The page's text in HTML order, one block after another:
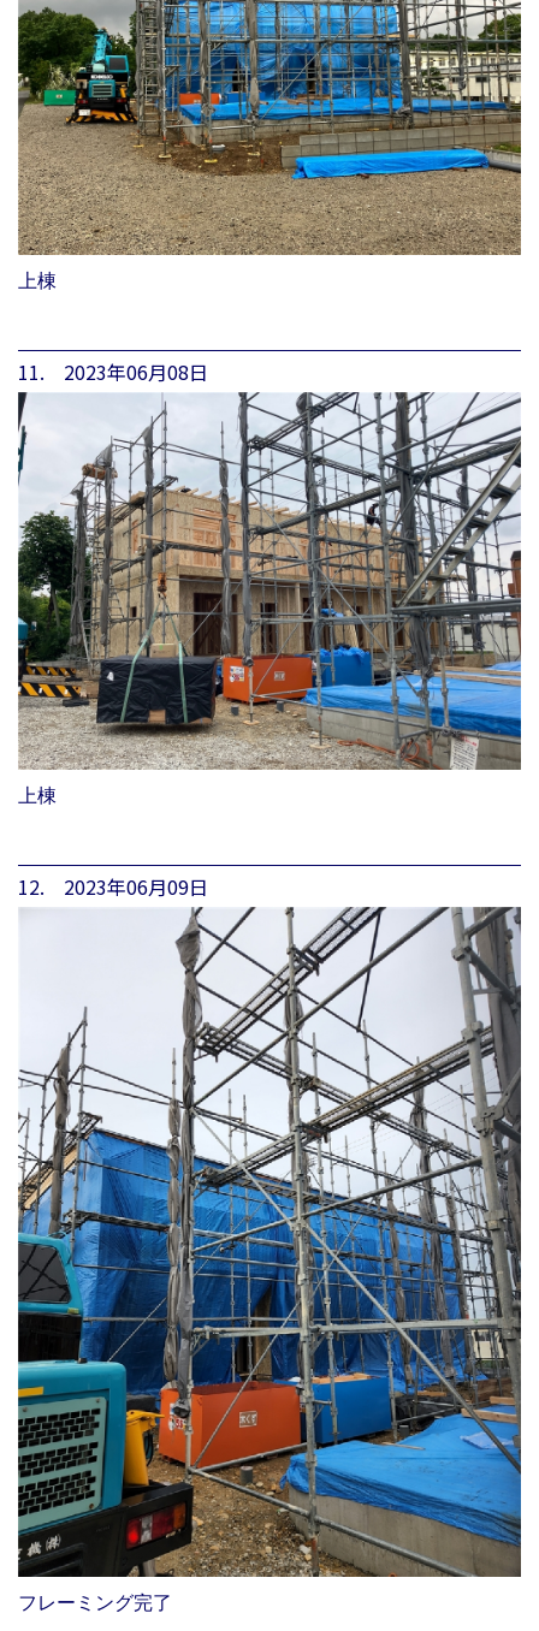
上棟
11. 2023年06月08日
上棟
12. 2023年06月09日
フレーミング完了